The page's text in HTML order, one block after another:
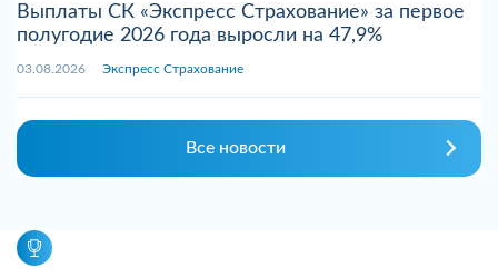
Выплаты СК «Экспресс Страхование» за первое
полугодие 2026 года выросли на 47,9%
03.08.2026 Экспресс Страхование
Все новости